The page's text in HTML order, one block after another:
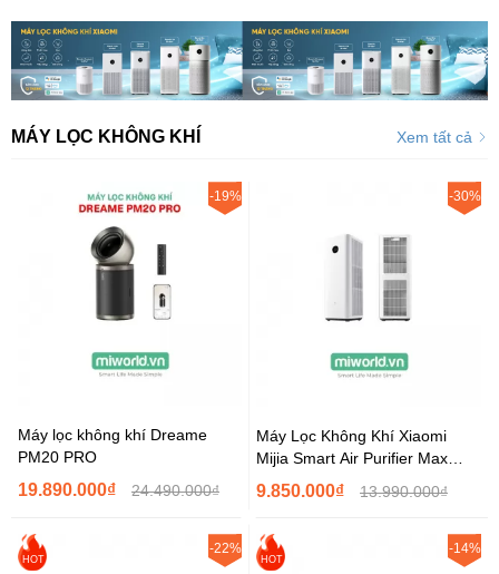
MÁY LỌC KHÔNG KHÍ Xem tất cả
-19%
Máy lọc không khí Dreame
PM20 PRO
19.890.000₫ 24.490.000₫
-30%
Máy Lọc Không Khí Xiaomi
Mijia Smart Air Purifier Max
108m² - Model 2026
9.850.000₫ 13.990.000₫
HOT
-22%
HOT
-14%